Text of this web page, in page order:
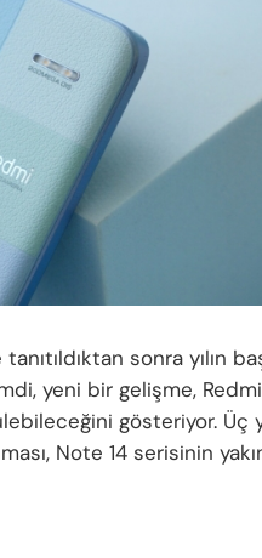
sonra yılın
yeni bir gelişme,
gösteriyor. Üç
Note 14 serisinin